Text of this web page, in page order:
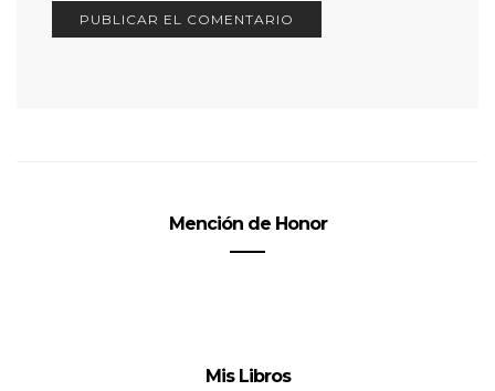
Mención de Honor
Mis Libros